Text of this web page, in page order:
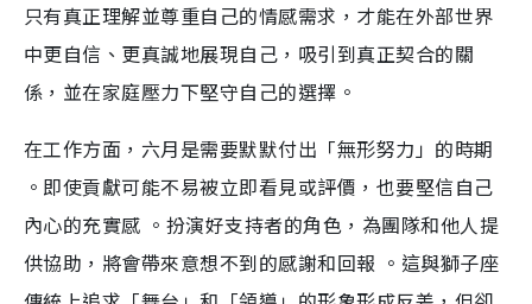
只有真正理解並尊重自己的情感需求，才能在外部世界
中更自信、更真誠地展現自己，吸引到真正契合的關
係，並在家庭壓力下堅守自己的選擇。
在工作方面，六月是需要默默付出「無形努力」的時期
。即使貢獻可能不易被立即看見或評價，也要堅信自己
內心的充實感 。扮演好支持者的角色，為團隊和他人提
供協助，將會帶來意想不到的感謝和回報 。這與獅子座